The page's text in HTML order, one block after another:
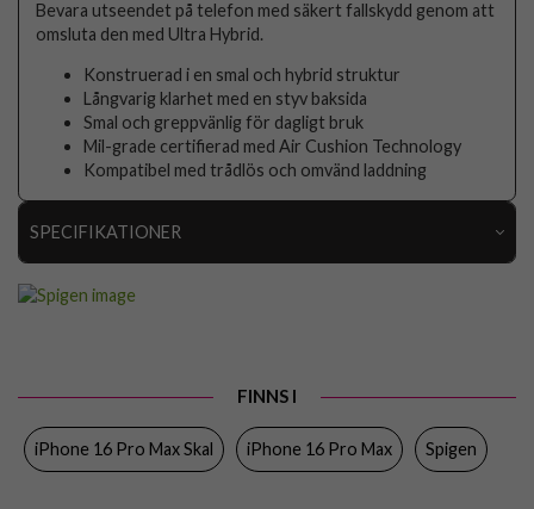
Bevara utseendet på telefon med säkert fallskydd genom att
omsluta den med Ultra Hybrid.
Konstruerad i en smal och hybrid struktur
Långvarig klarhet med en styv baksida
Smal och greppvänlig för dagligt bruk
Mil-grade certifierad med Air Cushion Technology
Kompatibel med trådlös och omvänd laddning
SPECIFIKATIONER
Trådlös laddning-kompatibel
Färg Genomskinlig, Svart
FINNS I
iPhone 16 Pro Max Skal iPhone 16 Pro Max Spigen